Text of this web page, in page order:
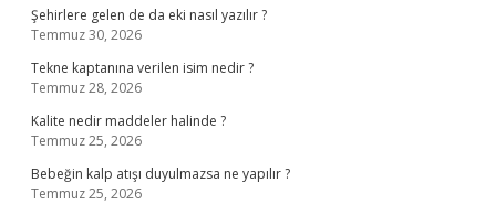
Şehirlere gelen de da eki nasıl yazılır ?
Temmuz 30, 2026
Tekne kaptanına verilen isim nedir ?
Temmuz 28, 2026
Kalite nedir maddeler halinde ?
Temmuz 25, 2026
Bebeğin kalp atışı duyulmazsa ne yapılır ?
Temmuz 25, 2026